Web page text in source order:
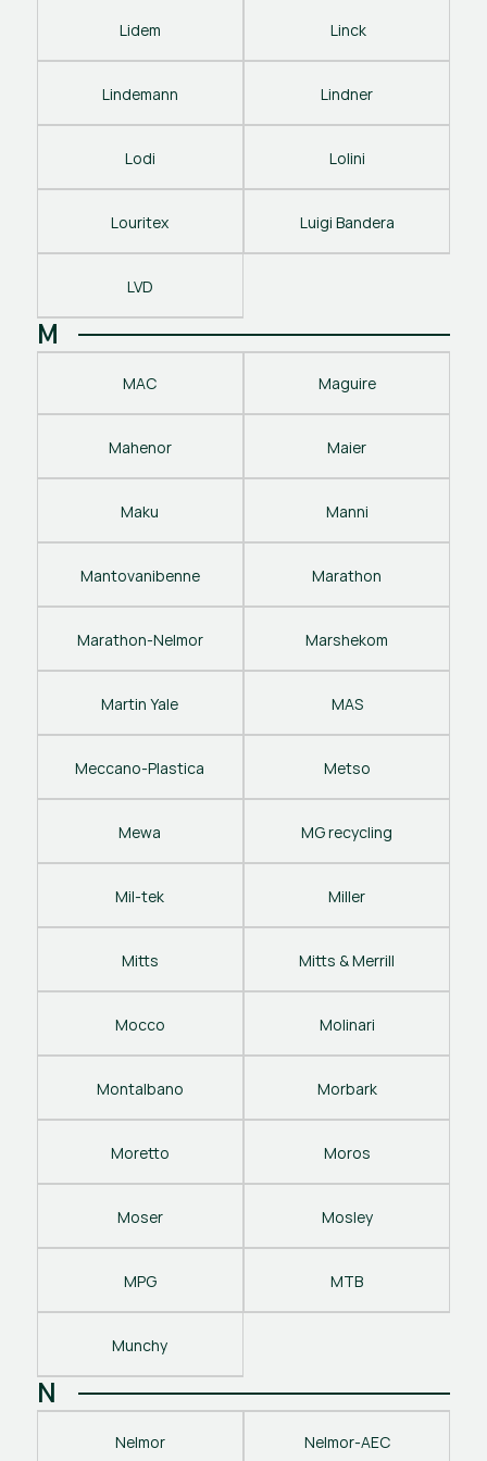
Lidem Linck
Lindemann Lindner
Lodi Lolini
Louritex Luigi Bandera
LVD
M
MAC Maguire
Mahenor Maier
Maku Manni
Mantovanibenne Marathon
Marathon-Nelmor Marshekom
Martin Yale MAS
Meccano-Plastica Metso
Mewa MG recycling
Mil-tek Miller
Mitts Mitts & Merrill
Mocco Molinari
Montalbano Morbark
Moretto Moros
Moser Mosley
MPG MTB
Munchy
N
Nelmor Nelmor-AEC